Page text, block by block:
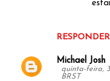
RESPONDER
Michael Josh
quinta-feira,
BRST